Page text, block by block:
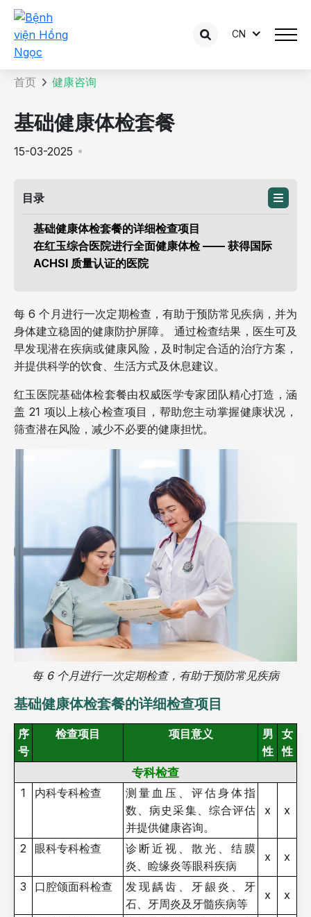
CN
咨询内容详情
首页 健康咨询
基础健康体检套餐
15-03-2025
目录
基础健康体检套餐的详细检查项目
在红玉综合医院进行全面健康体检 —— 获得国际
ACHSI 质量认证的医院
每 6 个月进行一次定期检查，有助于预防常见疾病，并为
身体建立稳固的健康防护屏障。 通过检查结果，医生可及
早发现潜在疾病或健康风险，及时制定合适的治疗方案，
并提供科学的饮食、生活方式及休息建议。
红玉医院基础体检套餐由权威医学专家团队精心打造，涵
盖 21 项以上核心检查项目，帮助您主动掌握健康状况，
筛查潜在风险，减少不必要的健康担忧。
每 6 个月进行一次定期检查，有助于预防常见疾病
基础健康体检套餐的详细检查项目
序
号
检查项目 项目意义
男
性
女
性
专科检查
1 内科专科检查
测量血压、评估身体指
数、病史采集、综合评估
并提供健康咨询。
x x
2 眼科专科检查
诊断近视、散光、结膜
炎、睑缘炎等眼科疾病
x x
3 口腔颌面科检查
发现龋齿、牙龈炎、牙
石、牙周炎及牙髓疾病等
x x